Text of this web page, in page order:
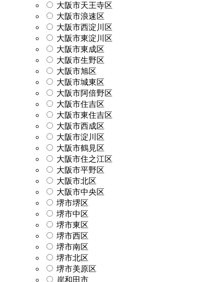
大阪市天王寺区
大阪市浪速区
大阪市西淀川区
大阪市東淀川区
大阪市東成区
大阪市生野区
大阪市旭区
大阪市城東区
大阪市阿倍野区
大阪市住吉区
大阪市東住吉区
大阪市西成区
大阪市淀川区
大阪市鶴見区
大阪市住之江区
大阪市平野区
大阪市北区
大阪市中央区
堺市堺区
堺市中区
堺市東区
堺市西区
堺市南区
堺市北区
堺市美原区
岸和田市